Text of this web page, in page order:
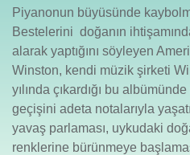
Piyanonun büyüsünde
Bestelerini doğanın
alarak yaptığını söyleyen
Winston, kendi müzik şirketi
yılında çıkardığı bu
geçişini adeta notalarıyla
yavaş parlaması, uykudaki
renklerine bürünmeye